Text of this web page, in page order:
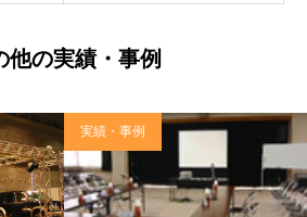
他の実績・事例
実績・事例